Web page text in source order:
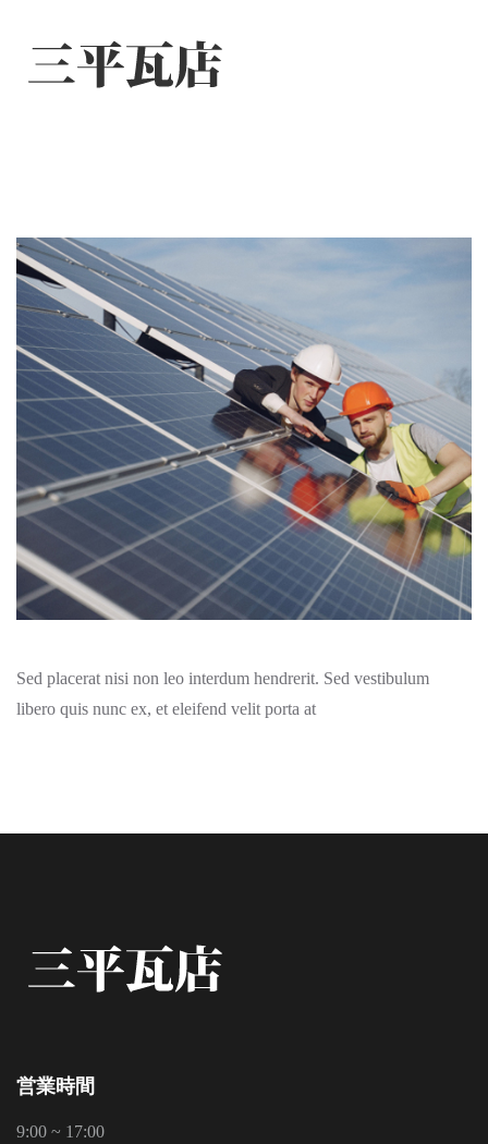
Sed placerat nisi non leo interdum hendrerit. Sed vestibulum
libero quis nunc ex, et eleifend velit porta at
営業時間
9:00 ~ 17:00